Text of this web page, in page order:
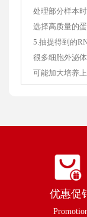
处理部分样本
选择高质量的
5.抽提得到的
很多细胞外泌
可能加大培养上
优惠促